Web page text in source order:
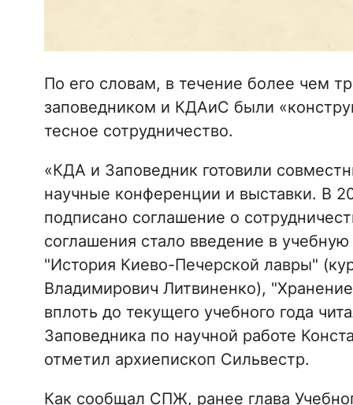
По его словам, в течение более чем
заповедником и КДАиС были
тесное сотрудничество.
«КДА и Заповедник готовили
научные конференции и выставки. В
подписано соглашение о
соглашения стало введение в
"История Киево-Печерской лавры"
Владимирович Литвиненко),
вплоть до текущего учебного года
Заповедника по научной работе
отметил архиепископ Сильвестр.
Как сообщал СПЖ, ранее глава